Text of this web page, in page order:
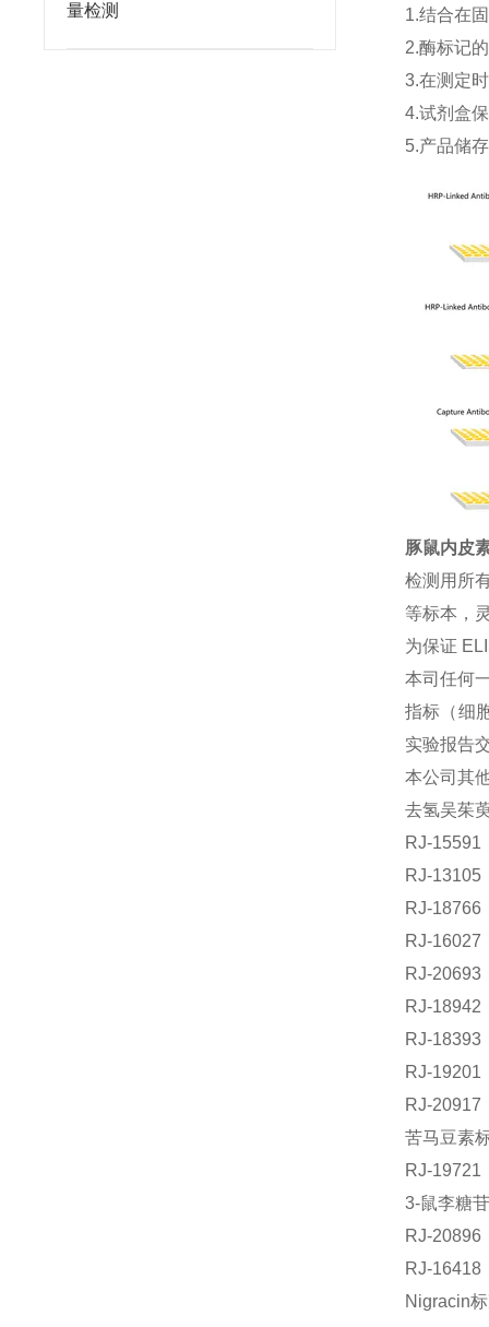
量检测
1.结合在
2.酶标记
3.在测定
4.试剂盒
5.产品储
豚鼠内皮
检测用所
等标本，
为保证
本司任何
指标（细
实验报告
本公司其
去氢吴茱
RJ-
RJ-
RJ-
RJ-
RJ-
RJ-
RJ-
RJ-
RJ-
苦马豆素
RJ-
3-鼠李糖
RJ-
RJ-
Nigracin